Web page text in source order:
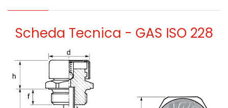
Scheda Tecnica - GAS ISO 228